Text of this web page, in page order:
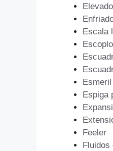
Escala
Espiga
Feeler